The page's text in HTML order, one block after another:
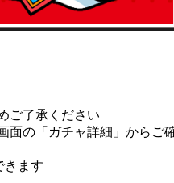
ご了承ください
の「ガチャ詳細」からご
きます